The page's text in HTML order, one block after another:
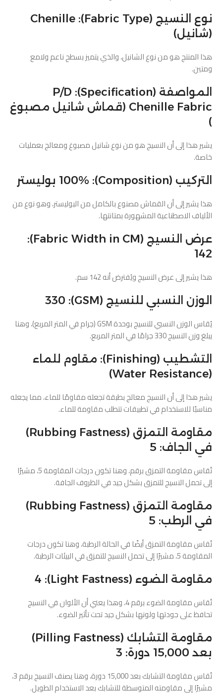
نوع النسيج (Fabric Type): Chenille
(شانيل)
هذا المنتج هو من نوع الشانيل، والذي يتميز بسطح ناعم ولامع
ومتين.
المواصفة (Specification): P/D
Chenille Fabric (قماش شانيل مصبوغ
)
يشير هذا إلى أن النسيج هو من نوع شانيل مصبوغ ومعالج بعمليات
خاصة.
التركيب (Composition): 100% بوليستر
هذا يشير إلى أن القماش مصنوع بالكامل من البوليستر، وهو نوع من
الألياف الاصطناعية المشهورة بمتانتها.
عرض النسيج (Fabric Width in CM):
142
هذا يشير إلى عرض النسيج ويُفترض أنه 142 سم.
الوزن النسبي للنسيج (GSM): 330
يُقاس الوزن النسبي للنسيج بوحدة GSM (جرام في المتر المربع)، وهنا
يبلغ وزن النسيج 330 جرامًا في المتر المربع.
التشطيب (Finishing): مقاوم للماء
(Water Resistance)
يشير هذا إلى أن النسيج معالج بطبقة تجعله مقاومًا للماء، مما يجعله
مناسبًا للاستخدام في تطبيقات تتطلب مقاومة للماء.
مقاومة التمزق (Rubbing Fastness)
في الجاف: 5
تُقاس مقاومة التمزق برقم، وهنا تكون درجات المقاومة 5، مشيرًا
إلى تحمل النسيج للتمزق بشكل جيد في الظروف الجافة.
مقاومة التمزق (Rubbing Fastness)
في الرطب: 5
تُقاس مقاومة التمزق أيضًا في الحالة الرطبة، وهنا تكون درجات
المقاومة 5، مشيرًا إلى تحمل النسيج للتمزق في البيئات الرطبة.
مقاومة الضوء (Light Fastness): 4
تُقاس مقاومة الضوء برقم 4، وهذا يعني أن الألوان في النسيج
تحافظ على جودتها ولونها بشكل جيد تحت تأثير الضوء.
مقاومة التشابك (Pilling Fastness)
بعد 15,000 دورة: 3
تُقاس مقاومة التشابك بعد 15,000 دورة، وهنا يصنف النسيج برقم 3،
مشيرًا إلى مقاومته المتوسطة للتشابك بعد الاستخدام الطويل.